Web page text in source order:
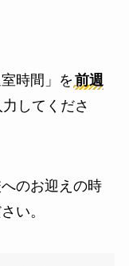
時間」を 前週
してくださ
のお迎えの時
い。